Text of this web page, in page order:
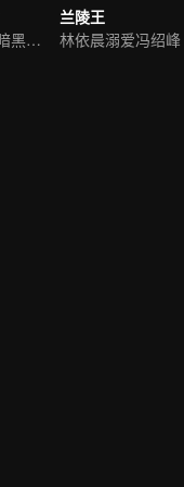
颠覆味蕾认知的“暗黑”美食
兰陵王
林依晨溺爱冯绍峰